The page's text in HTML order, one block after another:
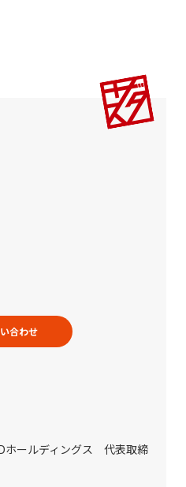
合わせ
ホールディングス 代表取締